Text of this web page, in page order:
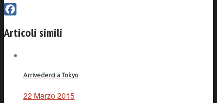
Articoli simili
Arrivederci a Tokyo
22 Marzo 2015